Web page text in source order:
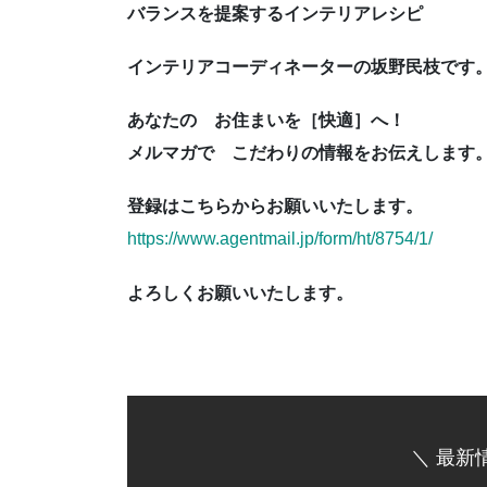
バランスを提案するインテリアレシピ
インテリアコーディネーターの坂野民枝です。
あなたの お住まいを［快適］へ！
メルマガで こだわりの情報をお伝えします。
登録はこちらからお願いいたします。
https://www.agentmail.jp/form/ht/8754/1/
よろしくお願いいたします。
＼ 最新